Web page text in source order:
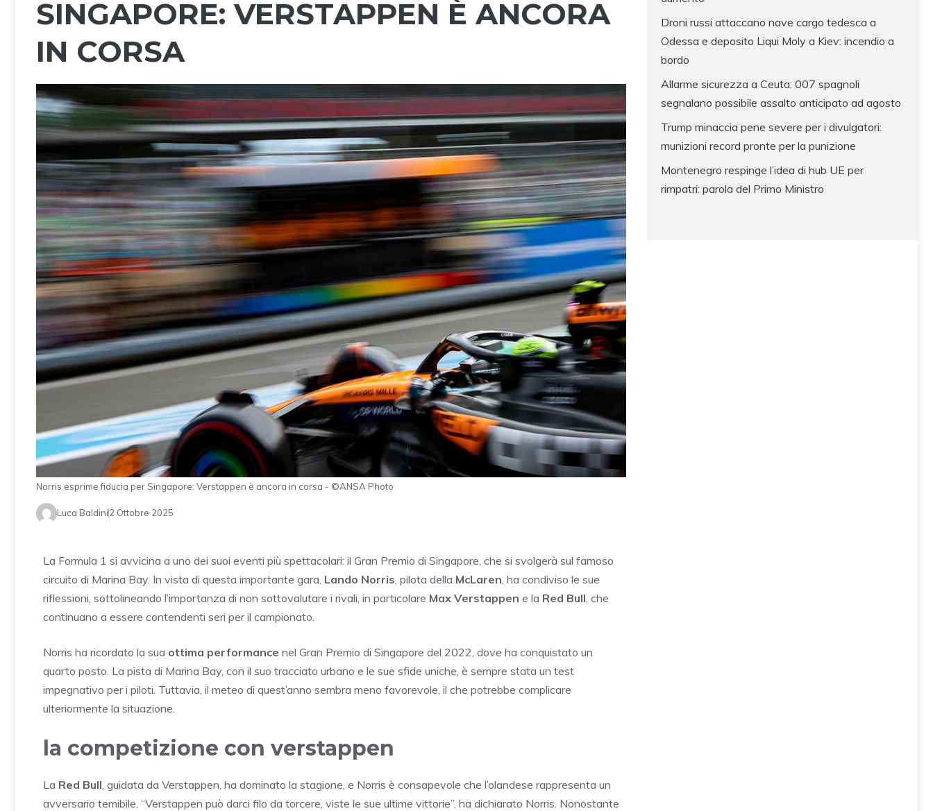
SINGAPORE: VERSTAPPEN È ANCORA
IN CORSA
Norris esprime fiducia per Singapore: Verstappen è ancora in corsa - ©ANSA Photo
Luca Baldini2 Ottobre 2025
La Formula 1 si avvicina a uno dei suoi eventi più spettacolari: il Gran Premio di Singapore, che si svolgerà sul famoso
circuito di Marina Bay. In vista di questa importante gara, Lando Norris , pilota della McLaren , ha condiviso le sue
riflessioni, sottolineando l’importanza di non sottovalutare i rivali, in particolare Max Verstappen e la Red Bull , che
continuano a essere contendenti seri per il campionato.
Norris ha ricordato la sua ottima performance nel Gran Premio di Singapore del 2022, dove ha conquistato un
quarto posto. La pista di Marina Bay, con il suo tracciato urbano e le sue sfide uniche, è sempre stata un test
impegnativo per i piloti. Tuttavia, il meteo di quest’anno sembra meno favorevole, il che potrebbe complicare
ulteriormente la situazione.
la competizione con verstappen
La Red Bull , guidata da Verstappen, ha dominato la stagione, e Norris è consapevole che l’olandese rappresenta un
avversario temibile. “Verstappen può darci filo da torcere, viste le sue ultime vittorie”, ha dichiarato Norris. Nonostante
Droni russi attaccano nave cargo tedesca a
Odessa e deposito Liqui Moly a Kiev: incendio a
bordo
Allarme sicurezza a Ceuta: 007 spagnoli
segnalano possibile assalto anticipato ad agosto
Trump minaccia pene severe per i divulgatori:
munizioni record pronte per la punizione
Montenegro respinge l’idea di hub UE per
rimpatri: parola del Primo Ministro